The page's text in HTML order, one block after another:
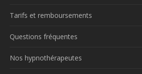
Tarifs et remboursements
Questions fréquentes
Nos hypnothérapeutes